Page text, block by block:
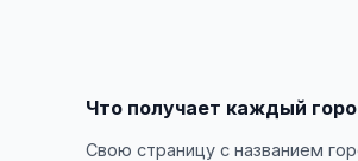
Что получает каждый
Свою страницу с названием